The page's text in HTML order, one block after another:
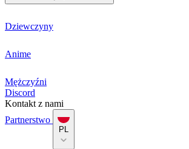
Dziewczyny
Anime
Mężczyźni
Discord
Kontakt z nami
Partnerstwo
PL